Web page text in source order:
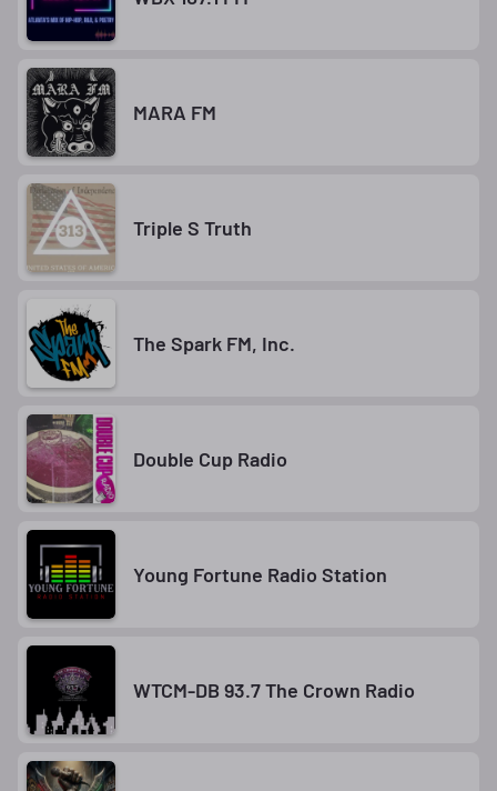
MARA FM
Triple S Truth
The Spark FM, Inc.
Double Cup Radio
Young Fortune Radio Station
WTCM-DB 93.7 The Crown Radio